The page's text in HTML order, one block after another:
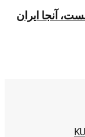
آنجا ایران